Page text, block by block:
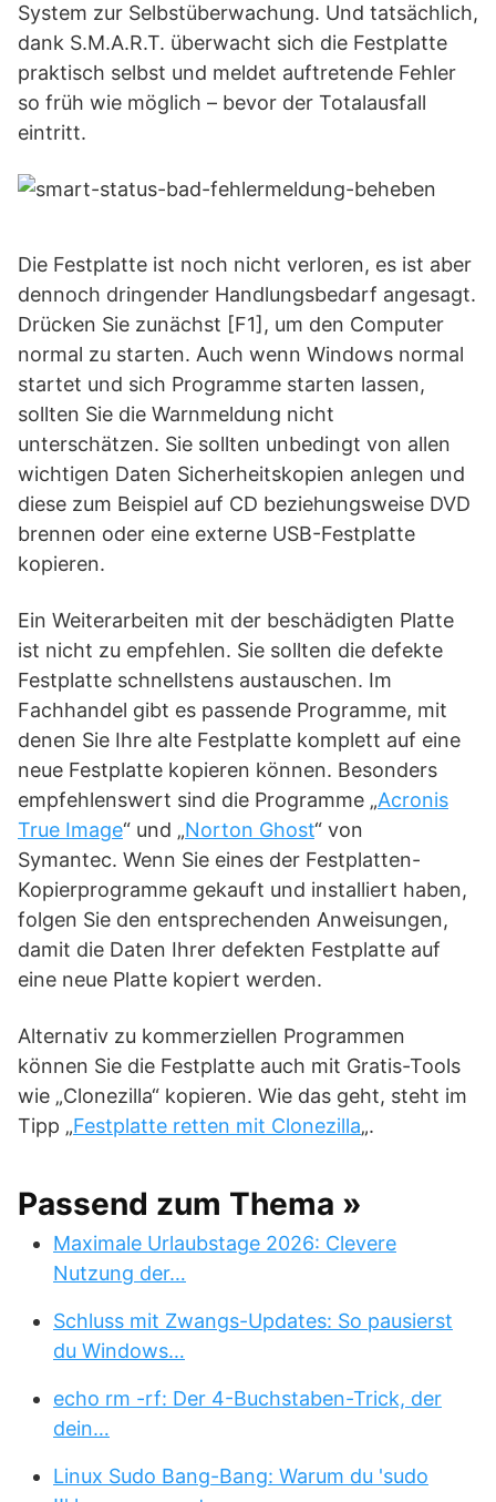
System zur Selbstüberwachung. Und tatsächlich,
dank S.M.A.R.T. überwacht sich die Festplatte
praktisch selbst und meldet auftretende Fehler
so früh wie möglich – bevor der Totalausfall
eintritt.
Die Festplatte ist noch nicht verloren, es ist aber
dennoch dringender Handlungsbedarf angesagt.
Drücken Sie zunächst [F1], um den Computer
normal zu starten. Auch wenn Windows normal
startet und sich Programme starten lassen,
sollten Sie die Warnmeldung nicht
unterschätzen. Sie sollten unbedingt von allen
wichtigen Daten Sicherheitskopien anlegen und
diese zum Beispiel auf CD beziehungsweise DVD
brennen oder eine externe USB-Festplatte
kopieren.
Ein Weiterarbeiten mit der beschädigten Platte
ist nicht zu empfehlen. Sie sollten die defekte
Festplatte schnellstens austauschen. Im
Fachhandel gibt es passende Programme, mit
denen Sie Ihre alte Festplatte komplett auf eine
neue Festplatte kopieren können. Besonders
empfehlenswert sind die Programme „Acronis
True Image“ und „Norton Ghost“ von
Symantec. Wenn Sie eines der Festplatten-
Kopierprogramme gekauft und installiert haben,
folgen Sie den entsprechenden Anweisungen,
damit die Daten Ihrer defekten Festplatte auf
eine neue Platte kopiert werden.
Alternativ zu kommerziellen Programmen
können Sie die Festplatte auch mit Gratis-Tools
wie „Clonezilla“ kopieren. Wie das geht, steht im
Tipp „Festplatte retten mit Clonezilla„.
Passend zum Thema »
Maximale Urlaubstage 2026: Clevere
Nutzung der…
Schluss mit Zwangs-Updates: So pausierst
du Windows…
echo rm -rf: Der 4-Buchstaben-Trick, der
dein…
Linux Sudo Bang-Bang: Warum du 'sudo